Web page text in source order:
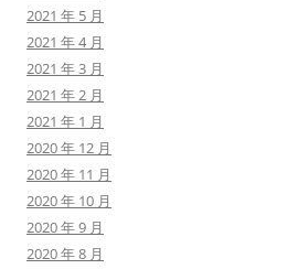
2021 年 5 月
2021 年 4 月
2021 年 3 月
2021 年 2 月
2021 年 1 月
2020 年 12 月
2020 年 11 月
2020 年 10 月
2020 年 9 月
2020 年 8 月